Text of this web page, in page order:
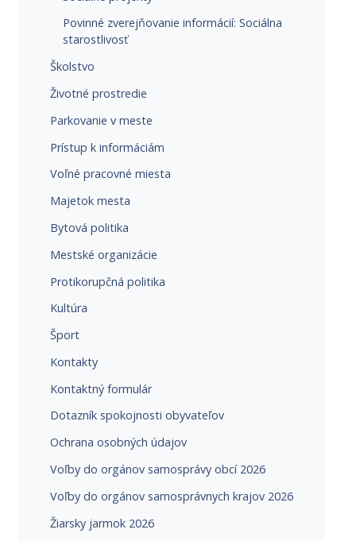
Povinné zverejňovanie informácií: Sociálna
starostlivosť
Školstvo
Životné prostredie
Parkovanie v meste
Prístup k informáciám
Voľné pracovné miesta
Majetok mesta
Bytová politika
Mestské organizácie
Protikorupčná politika
Kultúra
Šport
Kontakty
Kontaktný formulár
Dotazník spokojnosti obyvateľov
Ochrana osobných údajov
Voľby do orgánov samosprávy obcí 2026
Voľby do orgánov samosprávnych krajov 2026
Žiarsky jarmok 2026